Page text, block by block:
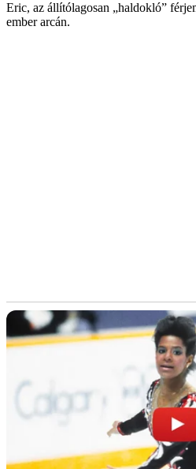
Eric, az állítólagosan „haldokló”
ember arcán.